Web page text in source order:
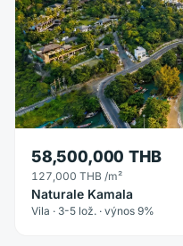
58,500,000 THB
127,000 THB /m²
Naturale Kamala
Vila · 3-5 lož. · výnos 9%